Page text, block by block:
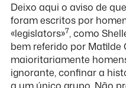
Deixo aqui o aviso de
foram escritos por
«legislators»7, como
bem referido por Matilde
maioritariamente
ignorante, confinar a